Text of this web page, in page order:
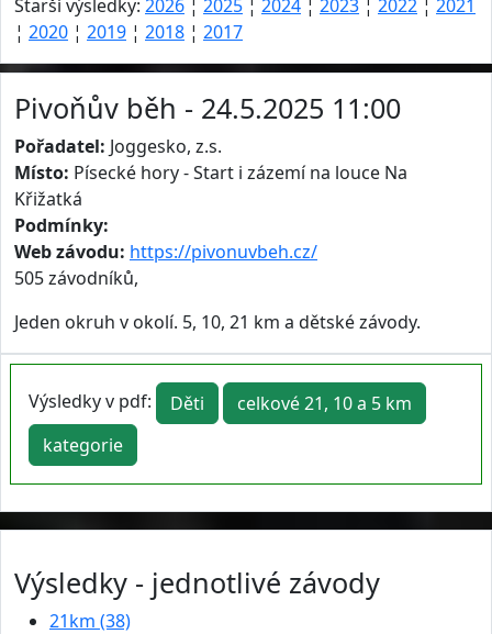
Starší výsledky: 2026 ¦ 2025 ¦ 2024 ¦ 2023 ¦ 2022 ¦ 2021
¦ 2020 ¦ 2019 ¦ 2018 ¦ 2017
Pivoňův běh - 24.5.2025 11:00
Pořadatel: Joggesko, z.s.
Místo: Písecké hory - Start i zázemí na louce Na
Křižatká
Podmínky:
Web závodu: https://pivonuvbeh.cz/
505 závodníků,
Jeden okruh v okolí. 5, 10, 21 km a dětské závody.
Výsledky v pdf: Děti
celkové 21, 10 a 5 km
kategorie
Výsledky - jednotlivé závody
21km (38)